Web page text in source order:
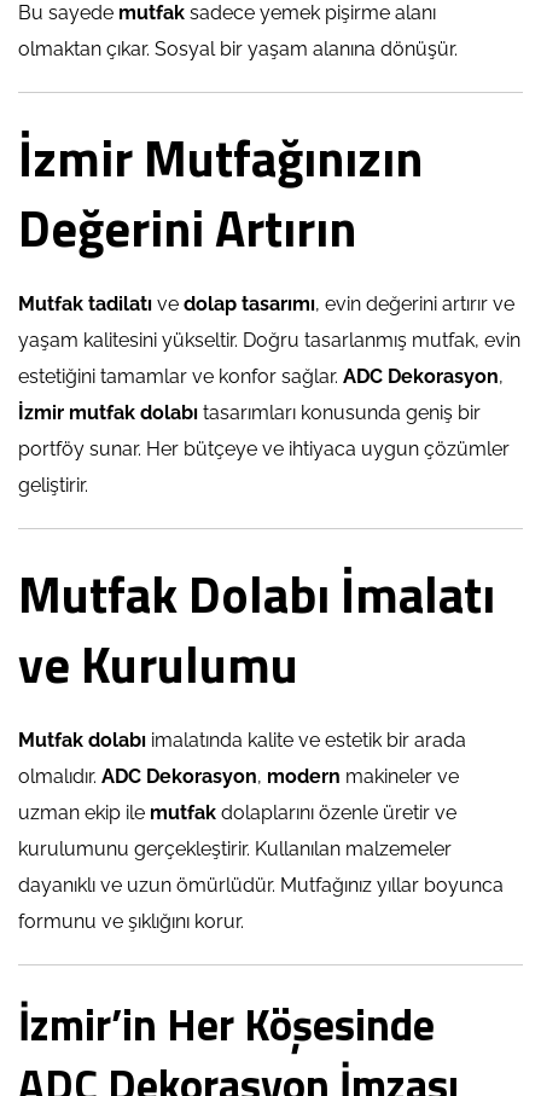
Bu sayede mutfak sadece yemek pişirme alanı
olmaktan çıkar. Sosyal bir yaşam alanına dönüşür.
İzmir Mutfağınızın
Değerini Artırın
Mutfak tadilatı ve dolap tasarımı, evin değerini artırır ve
yaşam kalitesini yükseltir. Doğru tasarlanmış mutfak, evin
estetiğini tamamlar ve konfor sağlar. ADC Dekorasyon,
İzmir mutfak dolabı tasarımları konusunda geniş bir
portföy sunar. Her bütçeye ve ihtiyaca uygun çözümler
geliştirir.
Mutfak Dolabı İmalatı
ve Kurulumu
Mutfak dolabı imalatında kalite ve estetik bir arada
olmalıdır. ADC Dekorasyon, modern makineler ve
uzman ekip ile mutfak dolaplarını özenle üretir ve
kurulumunu gerçekleştirir. Kullanılan malzemeler
dayanıklı ve uzun ömürlüdür. Mutfağınız yıllar boyunca
formunu ve şıklığını korur.
İzmir’in Her Köşesinde